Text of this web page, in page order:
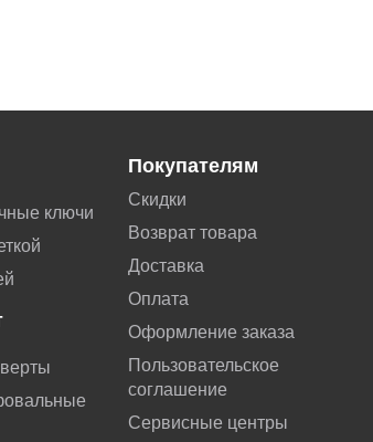
ключи
Покупателям
Скидки
Возврат товара
Доставка
Оплата
Оформление заказа
Пользовательское
соглашение
Сервисные центры